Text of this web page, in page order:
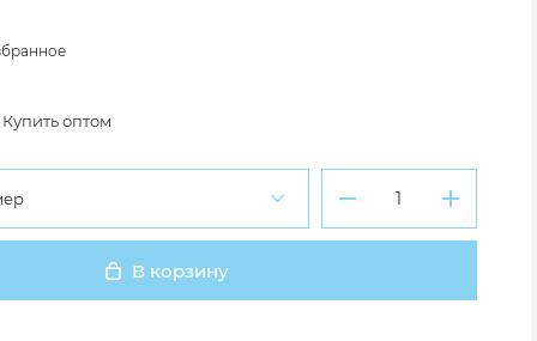
Купить оптом
В корзину